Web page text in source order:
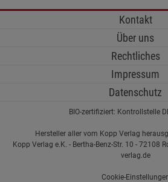
Kontakt
Über uns
Rechtliches
Impressum
Datenschutz
BIO-zertifiziert: Kontrollstelle
Hersteller aller vom Kopp Verlag
Kopp Verlag e.K. - Bertha-Benz-Str. 10 - 72108
verlag.de
Cookie-